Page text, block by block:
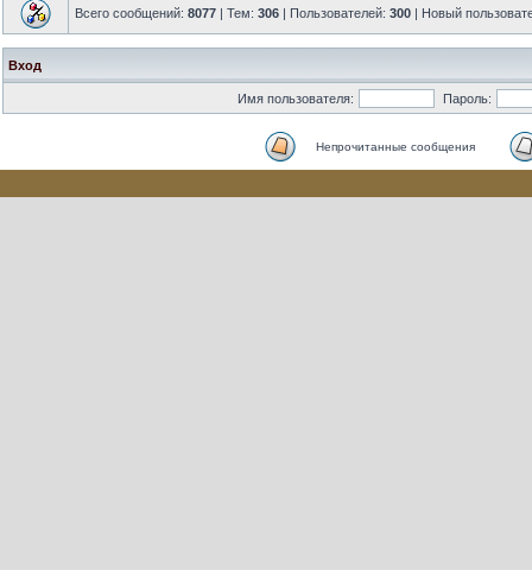
Всего сообщений: 8077 | Тем: 306 | Пользователей: 300 | Новый
Вход
Имя пользователя: Пароль:
Непрочитанные сообщения